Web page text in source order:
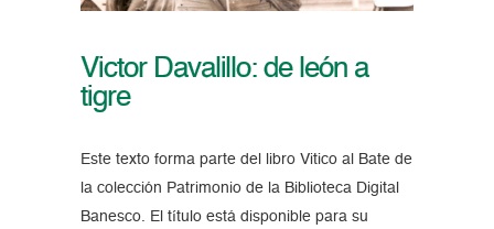
Victor Davalillo: de león a
tigre
Este texto forma parte del libro Vitico al Bate de
la colección Patrimonio de la Biblioteca Digital
Banesco. El título está disponible para su